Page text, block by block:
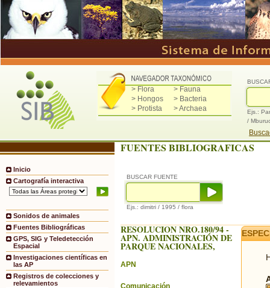
> Flora
> Fauna
> Hongos
> Bacteria
> Protista
> Archaea
Ejs.:
/
Inicio
Cartografía interactiva
Sonidos de animales
Fuentes Bibliográficas
GPS, SIG y Teledetección
Espacial
Investigaciones científicas en
las AP
Registros de colecciones y
relevamientos
FUENTES BIBLIOGRAFICAS
BUSCAR FUENTE
Ejs.: dimitri / 1995 / flora
RESOLUCION NRO.180/94 -
APN. ADMINISTRACIÓN DE
PARQUE NACIONALES,
APN
Comunicación